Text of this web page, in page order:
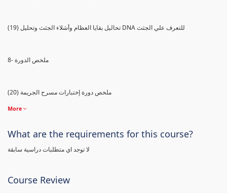
(19) تحاليل بقايا العظام وأشلاء الجثث وتحليل DNA للتعرف علي الجثث
8- ملخص الدورة
(20) ملخص دورة إختبارات مسرح الجريمة
More
What are the requirements for this course?
لا توجد اي متطلبات دراسية سابقة
Course Review